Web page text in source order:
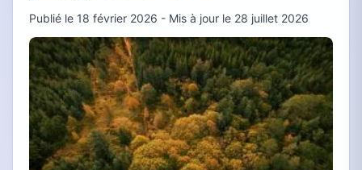
Publié le 18 février 2026 - Mis à jour le 28 juillet 2026